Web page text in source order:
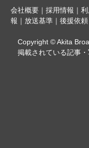
会社概要｜ 採用情報 ｜
報 ｜ 放送基準 ｜ 後援依頼
Copyright © Akita
掲載されている記事